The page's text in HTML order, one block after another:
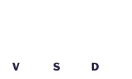
V S D